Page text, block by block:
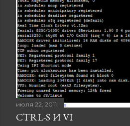
июля 22, 2011
CTRL-S И VI